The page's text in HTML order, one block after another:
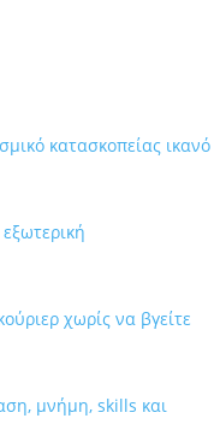
κατασκοπείας ικανό
χωρίς να βγείτε
μνήμη, skills και